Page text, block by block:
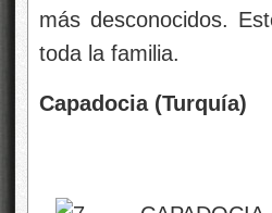
más desconocidos.
toda la familia.
Capadocia (Turquía)